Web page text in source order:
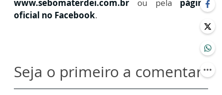
www.sebomaterdei.com.br ou pela página
oficial no Facebook.
Seja o primeiro a comentar